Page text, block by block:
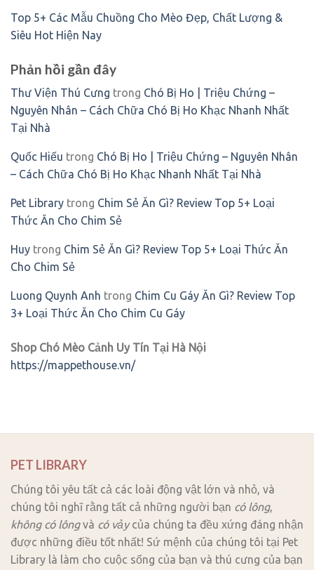
Top 5+ Các Mẫu Chuồng Cho Mèo Đẹp, Chất Lượng &
Siêu Hot Hiện Nay
Phản hồi gần đây
Thư Viện Thú Cưng trong Chó Bị Ho | Triệu Chứng –
Nguyên Nhân – Cách Chữa Chó Bị Ho Khạc Nhanh Nhất
Tại Nhà
Quốc Hiếu trong Chó Bị Ho | Triệu Chứng – Nguyên Nhân
– Cách Chữa Chó Bị Ho Khạc Nhanh Nhất Tại Nhà
Pet Library trong Chim Sẻ Ăn Gì? Review Top 5+ Loại
Thức Ăn Cho Chim Sẻ
Huy trong Chim Sẻ Ăn Gì? Review Top 5+ Loại Thức Ăn
Cho Chim Sẻ
Luong Quynh Anh trong Chim Cu Gáy Ăn Gì? Review Top
3+ Loại Thức Ăn Cho Chim Cu Gáy
Shop Chó Mèo Cảnh Uy Tín Tại Hà Nội
https://mappethouse.vn/
PET LIBRARY
Chúng tôi yêu tất cả các loài động vật lớn và nhỏ, và
chúng tôi nghĩ rằng tất cả những người bạn có lông,
không có lôngvà có vảycủa chúng ta đều xứng đáng nhận
được những điều tốt nhất! Sứ mệnh của chúng tôi tại Pet
Library là làm cho cuộc sống của bạn và thú cưng của bạn